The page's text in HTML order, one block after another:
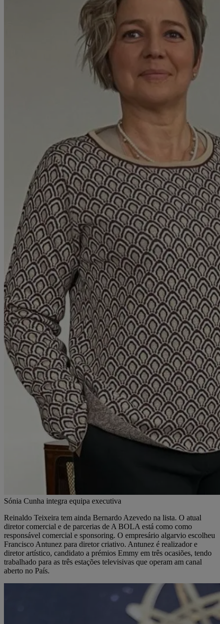
Sónia Cunha integra equipa executiva
Reinaldo Teixeira tem ainda Bernardo Azevedo na lista. O atual
diretor comercial e de parcerias de A BOLA está como como
responsável comercial e sponsoring. O empresário algarvio escolheu
Francisco Antunez para diretor criativo. Antunez é realizador e
diretor artístico, candidato a prémios Emmy em três ocasiões, tendo
trabalhado para as três estações televisivas que operam am canal
aberto no País.